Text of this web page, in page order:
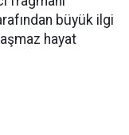
büyük ilgi
hayat